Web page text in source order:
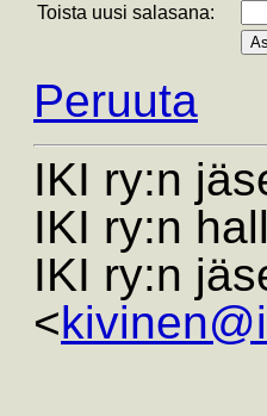
Toista uusi salasana:
Peruuta
IKI ry:n
IKI ry:n
IKI ry:n
<